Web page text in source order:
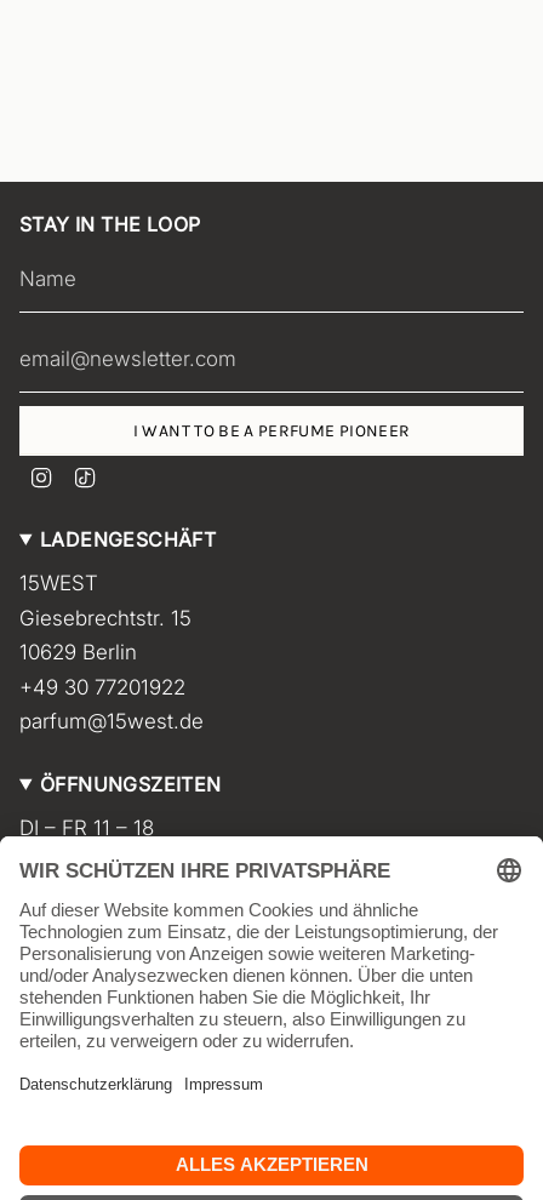
STAY IN THE LOOP
I WANT TO BE A PERFUME PIONEER
t
g
a
m
T
k
LADENGESCHÄFT
15WEST
Giesebrechtstr. 15
10629 Berlin
+49 30 77201922
parfum@15west.de
ÖFFNUNGSZEITEN
DI – FR 11 – 18
SA 11 – 17
MO geschlossen
INFORMATIONEN
Kontakt
Impressum
AGB